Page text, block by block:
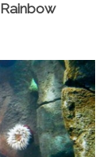
Rainbow